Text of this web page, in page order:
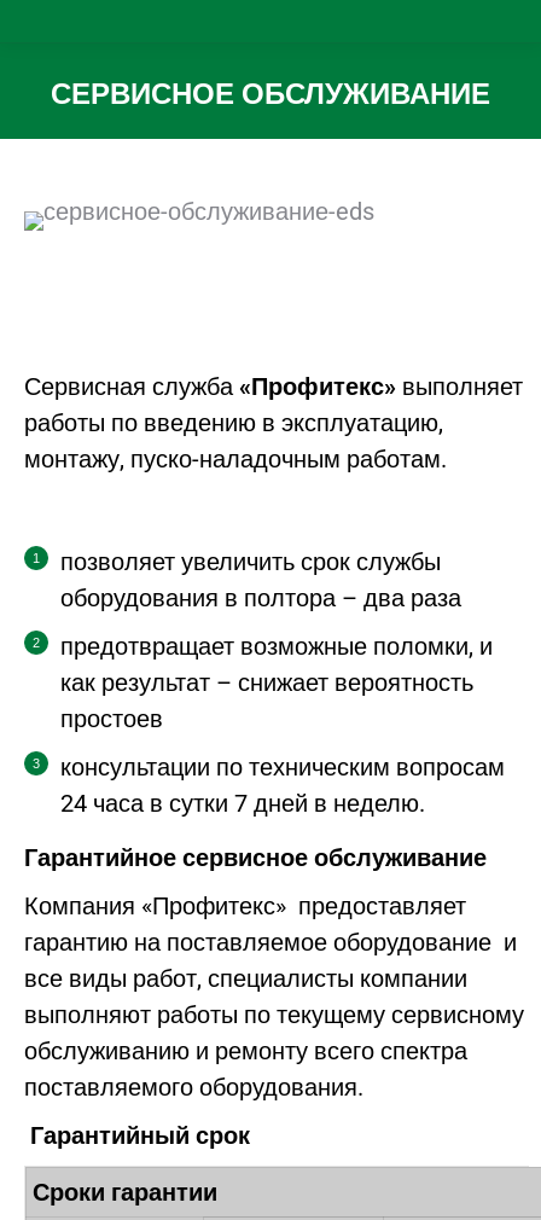
СЕРВИСНОЕ ОБСЛУЖИВАНИЕ
Вы здесь:
Сервисная служба«Профитекс» выполняет
работы по введению в эксплуатацию,
монтажу, пуско-наладочным работам.
позволяет увеличить срок службы
оборудования в полтора – два раза
предотвращает возможные поломки, и
как результат – снижает вероятность
простоев
консультации по техническим вопросам
24 часа в сутки 7 дней в неделю.
Гарантийное сервисное обслуживание
Компания «Профитекс» предоставляет
гарантию на поставляемое оборудование и
все виды работ, специалисты компании
выполняют работы по текущему сервисному
обслуживанию и ремонту всего спектра
поставляемого оборудования.
Гарантийный срок
Сроки гарантии